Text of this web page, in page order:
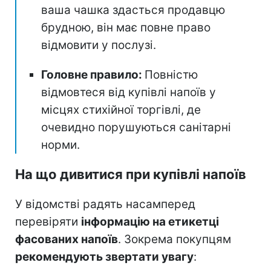
ваша чашка здасться продавцю
брудною, він має повне право
відмовити у послузі.
Головне правило: Повністю
відмовтеся від купівлі напоїв у
місцях стихійної торгівлі, де
очевидно порушуються санітарні
норми.
На що дивитися при купівлі напоїв
У відомстві радять насамперед
перевіряти інформацію на етикетці
фасованих напоїв. Зокрема покупцям
рекомендують звертати увагу: